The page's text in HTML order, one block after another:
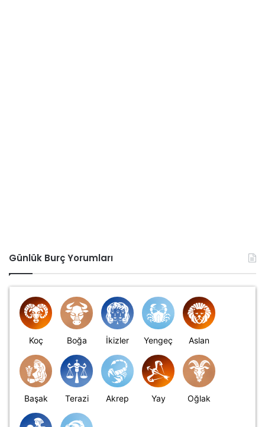
Günlük Burç Yorumları
Koç Boğa İkizler Yengeç Aslan
Başak Terazi Akrep Yay Oğlak